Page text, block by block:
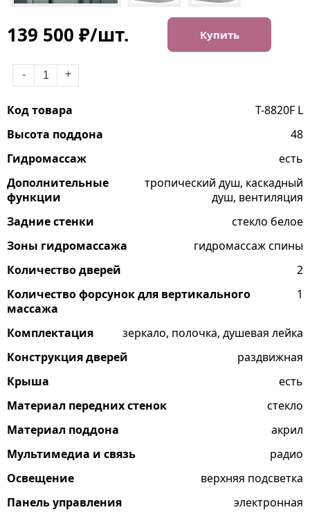
139 500 ₽/шт. Купить
- +
Код товара
T-8820F L
Высота поддона
48
Гидромассаж
есть
Дополнительные
функции
тропический душ, каскадный
душ, вентиляция
Задние стенки
стекло белое
Зоны гидромассажа
гидромассаж спины
Количество дверей
2
Количество форсунок для вертикального
массажа
1
Комплектация
зеркало, полочка, душевая лейка
Конструкция дверей
раздвижная
Крыша
есть
Материал передних стенок
стекло
Материал поддона
акрил
Мультимедиа и связь
радио
Освещение
верхняя подсветка
Панель управления
электронная